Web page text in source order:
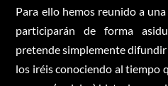
Para ello hemos reunido a
participarán de forma
pretende simplemente
los iréis conociendo al tiempo